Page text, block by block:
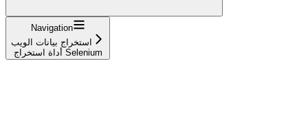
Navigation
استخراج بيانات الويب
أداة استخراج Selenium